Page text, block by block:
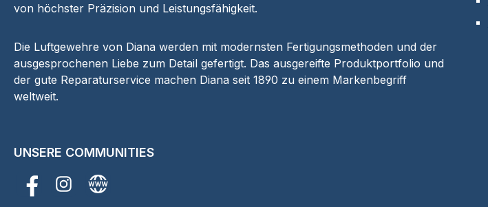
von höchster Präzision und Leistungsfähigkeit.
Die Luftgewehre von Diana werden mit modernsten Fertigungsmethoden und der
ausgesprochenen Liebe zum Detail gefertigt. Das ausgereifte Produktportfolio und
der gute Reparaturservice machen Diana seit 1890 zu einem Markenbegriff
weltweit.
UNSERE COMMUNITIES
FacebookInstagramWebsite